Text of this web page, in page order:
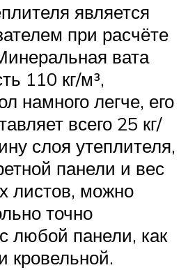
является
при расчёте
вата
110 кг/м³,
намного легче, его
всего 25 кг/
слоя утеплителя,
панели и вес
листов, можно
точно
любой панели, как
кровельной.